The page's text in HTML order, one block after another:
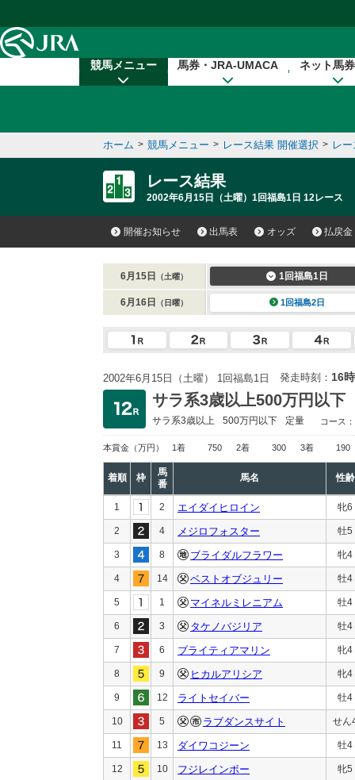
競馬メニュー 馬券・JRA-UMACA ネット馬
ホーム > 競馬メニュー > レース結果 開催選択 > レ
レース結果
2002年6月15日（土曜）1回福島1日 12レース
開催お知らせ 出馬表 オッズ 払戻金
6月15日 （土曜） 1回福島1日
6月16日 （日曜） 1回福島2日
2002年6月15日（土曜） 1回福島1日 発走時刻： 16
サラ系3歳以上500万円以下
サラ系3歳以上 500万円以下 定量 コース：
本賞金 （万円） 1着 750 2着 300 3着 190
着順 枠
馬
番
馬名 性齢
1 2 エイダイヒロイン 牝6
2 4 メジロフォスター 牡5
3 8 ブライダルフラワー 牝4
4 14 ベストオブジュリー 牡4
5 1 マイネルミレニアム 牡4
6 3 タケノバジリア 牡4
7 6 ブライティアマリン 牝4
8 9 ヒカルアリシア 牝4
9 12 ライトセイバー 牡4
10 5 ラブダンスサイト せん
11 13 ダイワコジーン 牡4
12 10 フジレインボー 牝5